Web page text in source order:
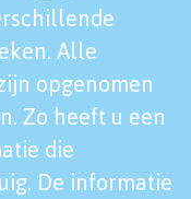
Alle
opgenomen
Zo heeft u een
die
De informatie